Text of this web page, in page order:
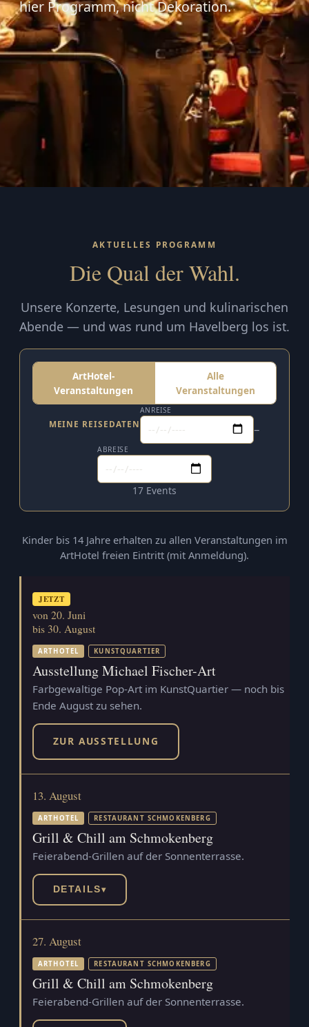
hier Programm, nicht Dekoration.
AKTUELLES PROGRAMM
Die Qual der Wahl.
Unsere Konzerte, Lesungen und kulinarischen
Abende — und was rund um Havelberg los ist.
ArtHotel-
Veranstaltungen
Alle
Veranstaltungen
MEINE REISEDATEN
ANREISE
–
ABREISE
17 Events
Kinder bis 14 Jahre erhalten zu allen Veranstaltungen im
ArtHotel freien Eintritt (mit Anmeldung).
JETZT
von 20. Juni
bis 30. August
ARTHOTEL KUNSTQUARTIER
Ausstellung Michael Fischer-Art
Farbgewaltige Pop-Art im KunstQuartier — noch bis
Ende August zu sehen.
ZUR AUSSTELLUNG
13. August
ARTHOTEL RESTAURANT SCHMOKENBERG
Grill & Chill am Schmokenberg
Feierabend-Grillen auf der Sonnenterrasse.
DETAILS▾
27. August
ARTHOTEL RESTAURANT SCHMOKENBERG
Grill & Chill am Schmokenberg
Feierabend-Grillen auf der Sonnenterrasse.